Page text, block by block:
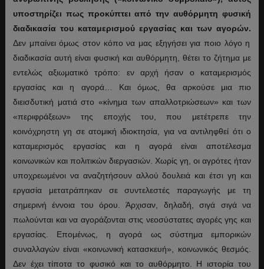
υποστηρίζει πως προκύπτει από την αυθόρμητη φυσική
διαδικασία του καταμερισμού εργασίας και των αγορών.
Δεν μπαίνει όμως στον κόπο να μας εξηγήσει για ποιο λόγο η
διαδικασία αυτή είναι φυσική και αυθόρμητη, θέτει το ζήτημα με
εντελώς αξιωματικό τρόπο: εν αρχή ήσαν ο καταμερισμός
εργασίας και η αγορά… Και όμως, θα αρκούσε μια πιο
διεισδυτική ματιά στο «κίνημα των απαλλοτριώσεων» και των
«περιφράξεων» της εποχής του, που μετέτρεπε την
κοινόχρηστη γη σε ατομική ιδιοκτησία, για να αντιληφθεί ότι ο
καταμερισμός εργασίας και η αγορά είναι αποτέλεσμα
κοινωνικών και πολιτικών διεργασιών. Χωρίς γη, οι αγρότες ήταν
υποχρεωμένοι να αναζητήσουν αλλού δουλειά και έτσι γη και
εργασία μετατράπηκαν σε συντελεστές παραγωγής με τη
σημερινή έννοια του όρου. Άρχισαν, δηλαδή, σιγά σιγά να
πωλούνται και να αγοράζονται στις νεοσύστατες αγορές γης και
εργασίας. Επομένως, η αγορά ως σύστημα εμπορικών
συναλλαγών είναι «κοινωνική κατασκευή», κοινωνικός θεσμός.
Δεν έχει τίποτα το φυσικό και το αυθόρμητο. Η ιστορία του